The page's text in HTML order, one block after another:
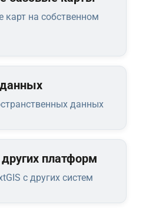
карт на собственном
данных
платформ
с других систем